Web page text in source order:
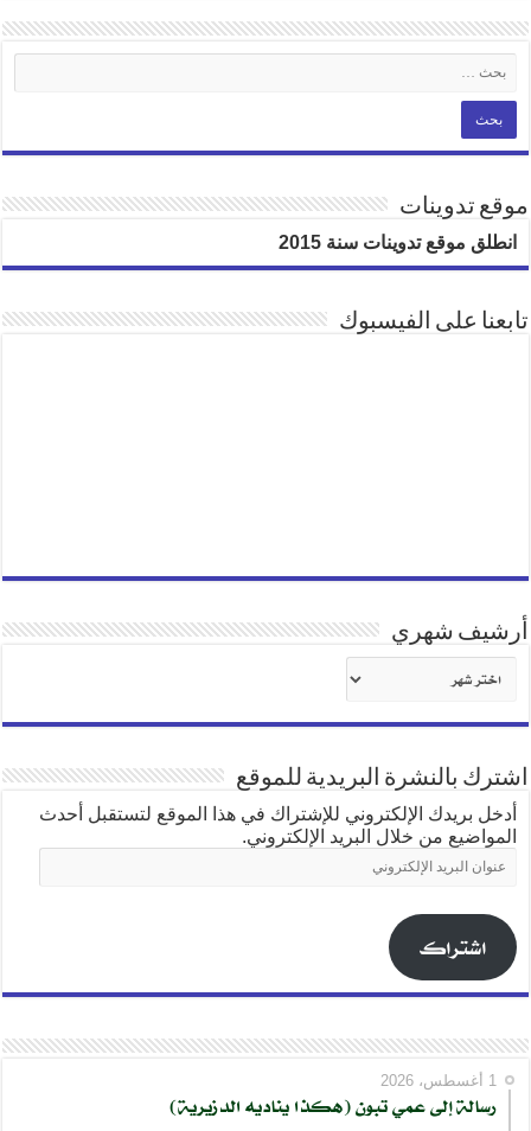
موقع تدوينات
انطلق موقع تدوينات سنة 2015
تابعنا على الفيسبوك
أرشيف شهري
شهري
اشترك بالنشرة البريدية للموقع
أدخل بريدك الإلكتروني للإشتراك في هذا الموقع لتستقبل أحدث
المواضيع من خلال البريد الإلكتروني.
عنوان
البريد
اشتراك
1 أغسطس، 2026
رسالة إلى عمي تبون (هكذا يناديه الدزيرية)